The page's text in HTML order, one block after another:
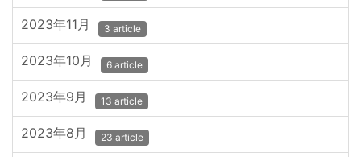
2023年11月 3 article
2023年10月 6 article
2023年9月 13 article
2023年8月 23 article